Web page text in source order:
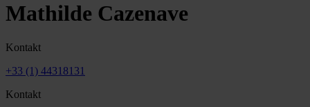
Mathilde Cazenave
Kontakt
+33 (1) 44318131
Kontakt